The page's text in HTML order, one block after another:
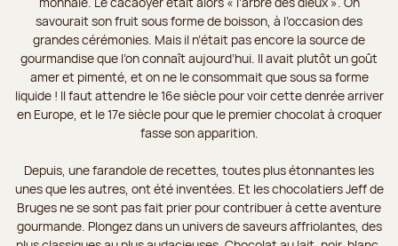
savourait son fruit sous forme de boisson, à l’occasion des
grandes cérémonies. Mais il n’était pas encore la source de
gourmandise que l’on connaît aujourd’hui. Il avait plutôt un goût
amer et pimenté, et on ne le consommait que sous sa forme
liquide ! Il faut attendre le 16e siècle pour voir cette denrée arriver
en Europe, et le 17e siècle pour que le premier chocolat à croquer
fasse son apparition.
Depuis, une farandole de recettes, toutes plus étonnantes les
unes que les autres, ont été inventées. Et les chocolatiers Jeff de
Bruges ne se sont pas fait prier pour contribuer à cette aventure
gourmande. Plongez dans un univers de saveurs affriolantes, des